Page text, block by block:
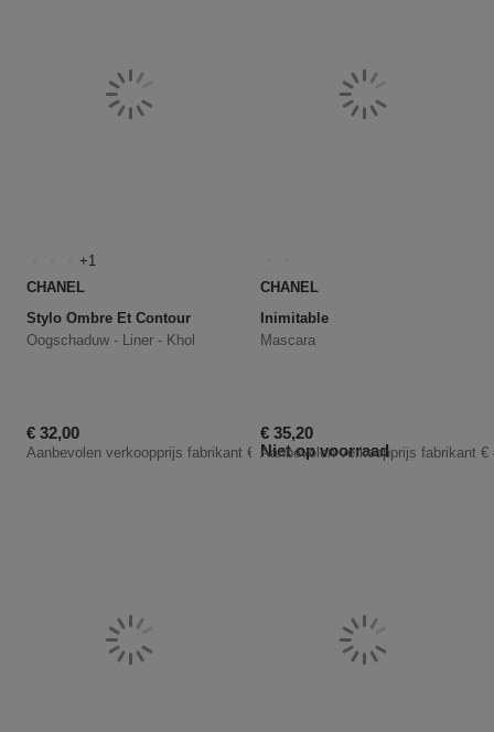
1
CHANEL
Stylo Ombre Et Contour
Oogschaduw - Liner - Khol
Kortingsprijs
€ 32,00
Aanbevolen verkoopprijs fabrikant € 40,00
Niet op voorraad
CHANEL
Inimitable
Mascara
Kortingsprijs
€ 35,20
Aanbevolen verkoopprijs fabrikant €